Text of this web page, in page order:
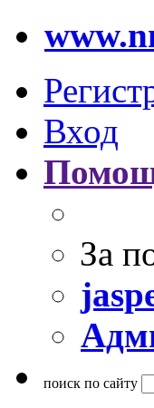
Вход
За
поиск по сайту